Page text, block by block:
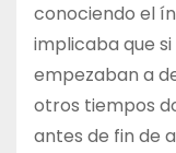
conociendo el
implicaba que
empezaban a
otros tiempos
antes de fin de